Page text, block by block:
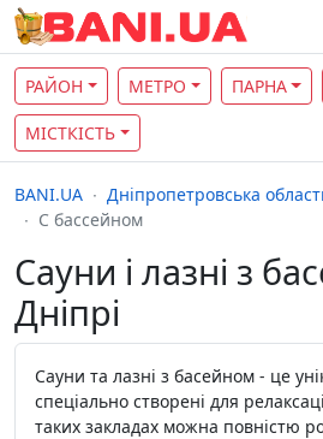
РАЙОН МЕТРО ПАРНА
МІСТКІСТЬ
BANI.UA Дніпропетровська
С бассейном
Сауни і лазні з
Дніпрі
Сауни та лазні з басейном - це
спеціально створені для
таких закладах можна повністю